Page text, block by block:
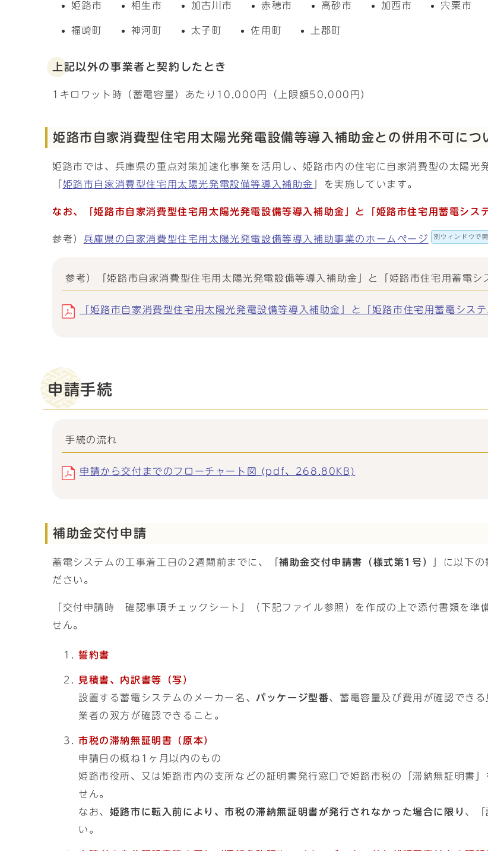
姫路市 相生市 加古川市 赤穂市 高砂市 加西市 宍粟市
福崎町 神河町 太子町 佐用町 上郡町
上記以外の事業者と契約したとき
1キロワット時（蓄電容量）あたり10,000円（上限額50,000円）
姫路市自家消費型住宅用太陽光発電設備等導入補助金との併用不可につ
姫路市では、兵庫県の重点対策加速化事業を活用し、姫路市内の住宅に自家消費型の太陽光
姫路市自家消費型住宅用太陽光発電設備等導入補助金 」を実施しています。
なお、「姫路市自家消費型住宅用太陽光発電設備等導入補助金」と「姫路市住宅用蓄電シス
参考） 兵庫県の自家消費型住宅用太陽光発電設備等導入補助事業のホームページ 別ウィンドウで開
参考）「姫路市自家消費型住宅用太陽光発電設備等導入補助金」と「姫路市住宅用蓄電シ
「姫路市自家消費型住宅用太陽光発電設備等導入補助金」と「姫路市住宅用蓄電シ
申請手続
手続の流れ
申請から交付までのフローチャート図 (pdf、268.80KB)
補助金交付申請
蓄電システムの工事着工日の2週間前までに、「補助金交付申請書（様式第1号）
」に以下
ださい。
「交付申請時 確認事項チェックシート」（下記ファイル参照）を作成の上で添付書類を準
せん。
誓約書
見積書、内訳書等（写）
設置する蓄電システムのメーカー名、 パッケージ型番、蓄電容量及び費用が確認でき
業者の双方が確認できること。
市税の滞納無証明書（原本）
申請日の概ね1ヶ月以内のもの
姫路市役所、又は姫路市内の支所などの証明書発行窓口で姫路市税の「滞納無証明書
せん。
なお、 姫路市に転入前により、市税の滞納無証明書が発行されなかった場合に限り 、「
い。